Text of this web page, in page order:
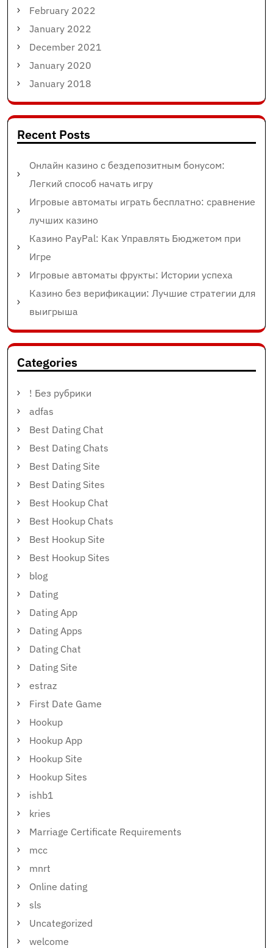
February 2022
January 2022
December 2021
January 2020
January 2018
Recent Posts
Онлайн казино с бездепозитным бонусом:
Легкий способ начать игру
Игровые автоматы играть бесплатно: сравнение
лучших казино
Казино PayPal: Как Управлять Бюджетом при
Игре
Игровые автоматы фрукты: Истории успеха
Казино без верификации: Лучшие стратегии для
выигрыша
Categories
! Без рубрики
adfas
Best Dating Chat
Best Dating Chats
Best Dating Site
Best Dating Sites
Best Hookup Chat
Best Hookup Chats
Best Hookup Site
Best Hookup Sites
blog
Dating
Dating App
Dating Apps
Dating Chat
Dating Site
estraz
First Date Game
Hookup
Hookup App
Hookup Site
Hookup Sites
ishb1
kries
Marriage Certificate Requirements
mcc
mnrt
Online dating
sls
Uncategorized
welcome